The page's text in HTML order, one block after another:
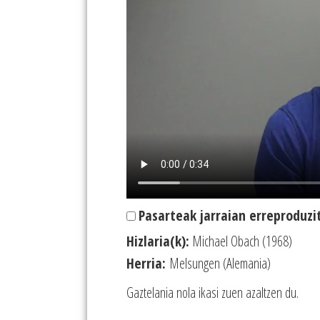
Pasarteak jarraian
Hizlaria(k): Michael Obach (1968)
Herria: Melsungen (Alemania)
Gaztelania nola ikasi zuen azaltzen du.